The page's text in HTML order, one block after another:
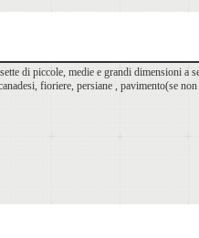
di piccole, medie e grandi dimensioni a
fioriere, persiane , pavimento(se